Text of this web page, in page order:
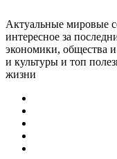
Актуальные мировые
интересное за
экономики, общества
и культуры и топ
жизни